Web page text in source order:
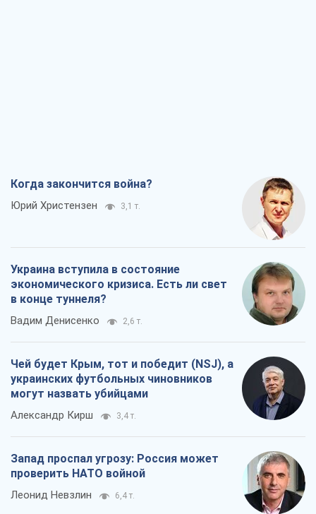
Когда закончится война?
Юрий Христензен 3,1 т.
Украина вступила в состояние
экономического кризиса. Есть ли свет
в конце туннеля?
Вадим Денисенко 2,6 т.
Чей будет Крым, тот и победит (NSJ), а
украинских футбольных чиновников
могут назвать убийцами
Александр Кирш 3,4 т.
Запад проспал угрозу: Россия может
проверить НАТО войной
Леонид Невзлин 6,4 т.